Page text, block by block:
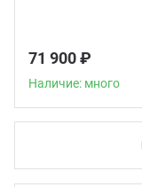
71 900 ₽
Наличие: много